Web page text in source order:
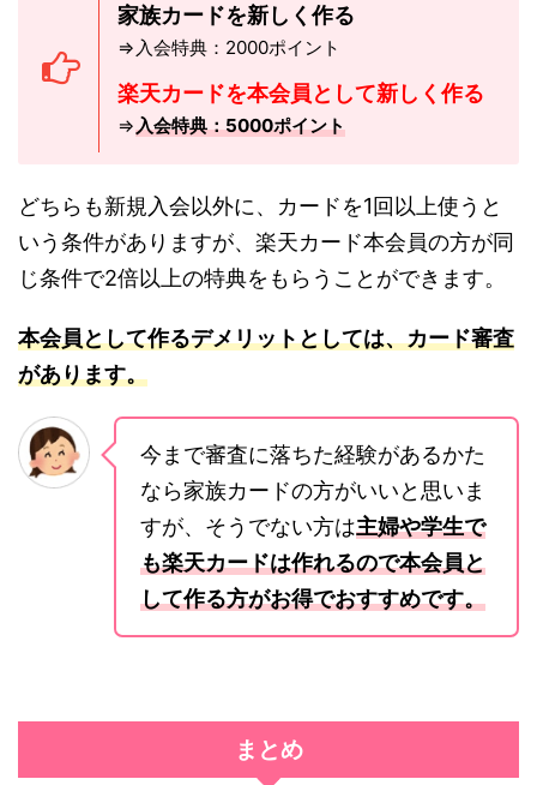
家族カードを新しく作る
⇒入会特典：2000ポイント
楽天カードを本会員として新しく作る
⇒入会特典：5000ポイント
どちらも新規入会以外に、カードを1回以上使うと
いう条件がありますが、楽天カード本会員の方が同
じ条件で2倍以上の特典をもらうことができます。
本会員として作るデメリットとしては、カード審査
があります。
今まで審査に落ちた経験があるかた
なら家族カードの方がいいと思いま
すが、そうでない方は主婦や学生で
も楽天カードは作れるので本会員と
して作る方がお得でおすすめです。
まとめ